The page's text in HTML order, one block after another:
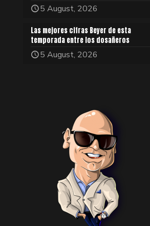
5 August, 2026
Las mejores cifras Beyer de esta
temporada entre los dosañeros
5 August, 2026